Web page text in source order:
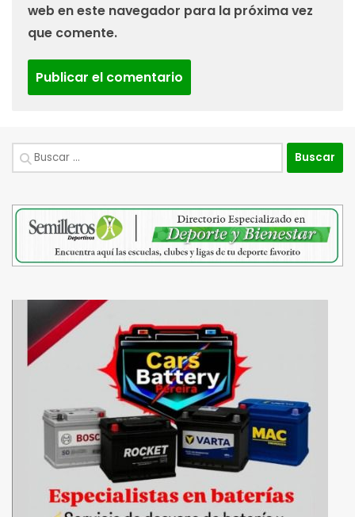
web en este navegador para la próxima vez
que comente.
Buscar: